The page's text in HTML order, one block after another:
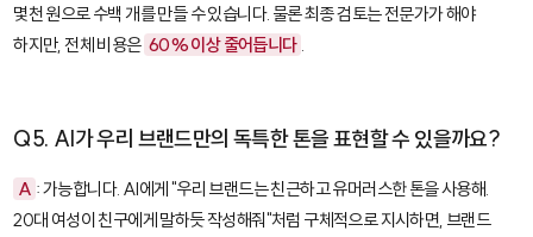
몇천 원으로 수백 개를 만들 수 있습니다. 물론 최종 검토는 전문가가 해야
하지만, 전체 비용은 60% 이상 줄어듭니다
Q5. AI가 우리 브랜드만의 독특한 톤을 표현할 수 있을까요?
A : 가능합니다. AI에게 "우리 브랜드는 친근하고 유머러스한 톤을 사용해.
20대 여성이 친구에게 말하듯 작성해줘"처럼 구체적으로 지시하면, 브랜드